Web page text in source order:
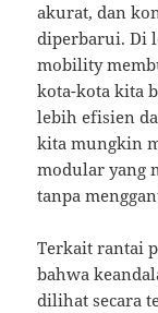
akurat, dan
diperbarui. Di
mobility
kota-kota kita
lebih efisien
kita mungkin
modular yang
tanpa
Terkait rantai
bahwa
dilihat secara